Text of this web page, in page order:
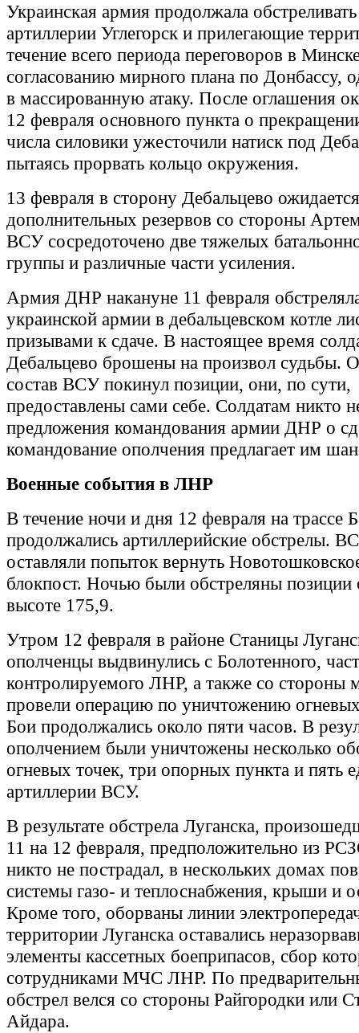
Украинская армия продолжала
артиллерии Углегорск и прилегающие
течение всего периода переговоров в
согласованию мирного плана по Донбассу,
в массированную атаку. После оглашения
12 февраля основного пункта о
числа силовики ужесточили натиск под
пытаясь прорвать кольцо окружения.
13 февраля в сторону Дебальцево
дополнительных резервов со стороны
ВСУ сосредоточено две тяжелых
группы и различные части усиления.
Армия ДНР накануне 11 февраля
украинской армии в дебальцевском котле
призывами к сдаче. В настоящее время
Дебальцево брошены на произвол судьбы.
состав ВСУ покинул позиции, они, по сути,
предоставлены сами себе. Солдатам никто
предложения командования армии ДНР о
командование ополчения предлагает им
Военные события в ЛНР
В течение ночи и дня 12 февраля на трассе
продолжались артиллерийские обстрелы.
оставляли попыток вернуть
блокпост. Ночью были обстреляны позиции
высоте 175,9.
Утром 12 февраля в районе Станицы
ополченцы выдвинулись с Болотенного,
контролируемого ЛНР, а также со стороны
провели операцию по уничтожению
Бои продолжались около пяти часов. В
ополчением были уничтожены несколько
огневых точек, три опорных пункта и пять
артиллерии ВСУ.
В результате обстрела Луганска,
11 на 12 февраля, предположительно из
никто не пострадал, в нескольких домах
системы газо- и теплоснабжения, крыши и
Кроме того, оборваны линии
территории Луганска оставались
элементы кассетных боеприпасов, сбор
сотрудниками МЧС ЛНР. По
обстрел велся со стороны Райгородки или
Айдара.